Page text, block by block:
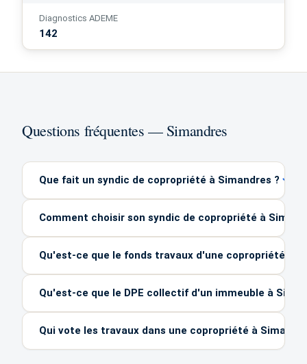
Diagnostics ADEME
142
Questions fréquentes — Simandres
Que fait un syndic de copropriété à Simandres ?
Comment choisir son syndic de copropriété à
Qu'est-ce que le fonds travaux d'une copropriété ?
Qu'est-ce que le DPE collectif d'un immeuble à
Qui vote les travaux dans une copropriété à